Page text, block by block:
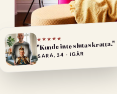
★★★★★
"Kunde inte sluta skratta."
SARA, 34 · IGÅR